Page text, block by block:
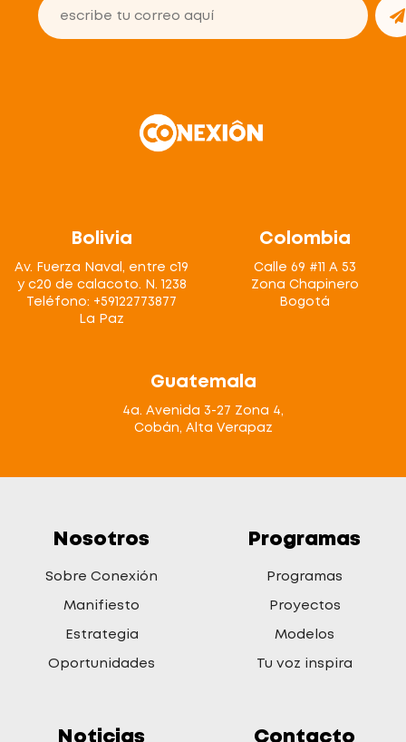
Bolivia
Av. Fuerza Naval, entre c19
y c20 de calacoto. N. 1238
Teléfono: +59122773877
La Paz
Colombia
Calle 69 #11 A 53
Zona Chapinero
Bogotá
Guatemala
4a. Avenida 3-27 Zona 4,
Cobán, Alta Verapaz
Nosotros
Sobre Conexión
Manifiesto
Estrategia
Oportunidades
Programas
Programas
Proyectos
Modelos
Tu voz inspira
Noticias Contacto